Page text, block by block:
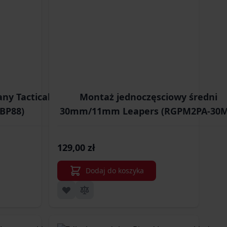
Tactical OP 8-
Montaż jednoczęsciowy średni
30mm/11mm Leapers (RGPM2PA-
129,00 zł
Dodaj do koszyka